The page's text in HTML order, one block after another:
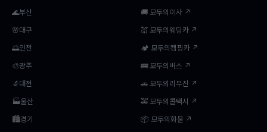
🌊부산
🌸대구
🌅인천
🎨광주
🔬대전
🏭울산
🏙️경기
🚚 모두의이사 ↗
💒 모두의웨딩카 ↗
🏕️ 모두의캠핑카 ↗
🚌 모두의버스 ↗
🚗 모두의리무진 ↗
🚕 모두의콜택시 ↗
📦 모두의화물 ↗